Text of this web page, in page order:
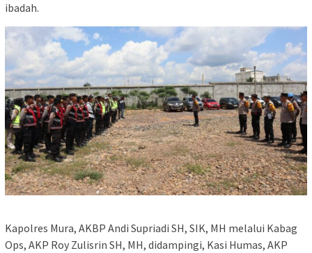
ibadah.
Kapolres Mura, AKBP Andi Supriadi SH, SIK, MH melalui Kabag
Ops, AKP Roy Zulisrin SH, MH, didampingi, Kasi Humas, AKP